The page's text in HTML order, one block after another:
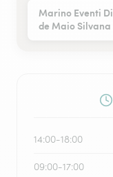
Marino Eventi Di
de Maio Silvana
14:00-18:00
09:00-17:00